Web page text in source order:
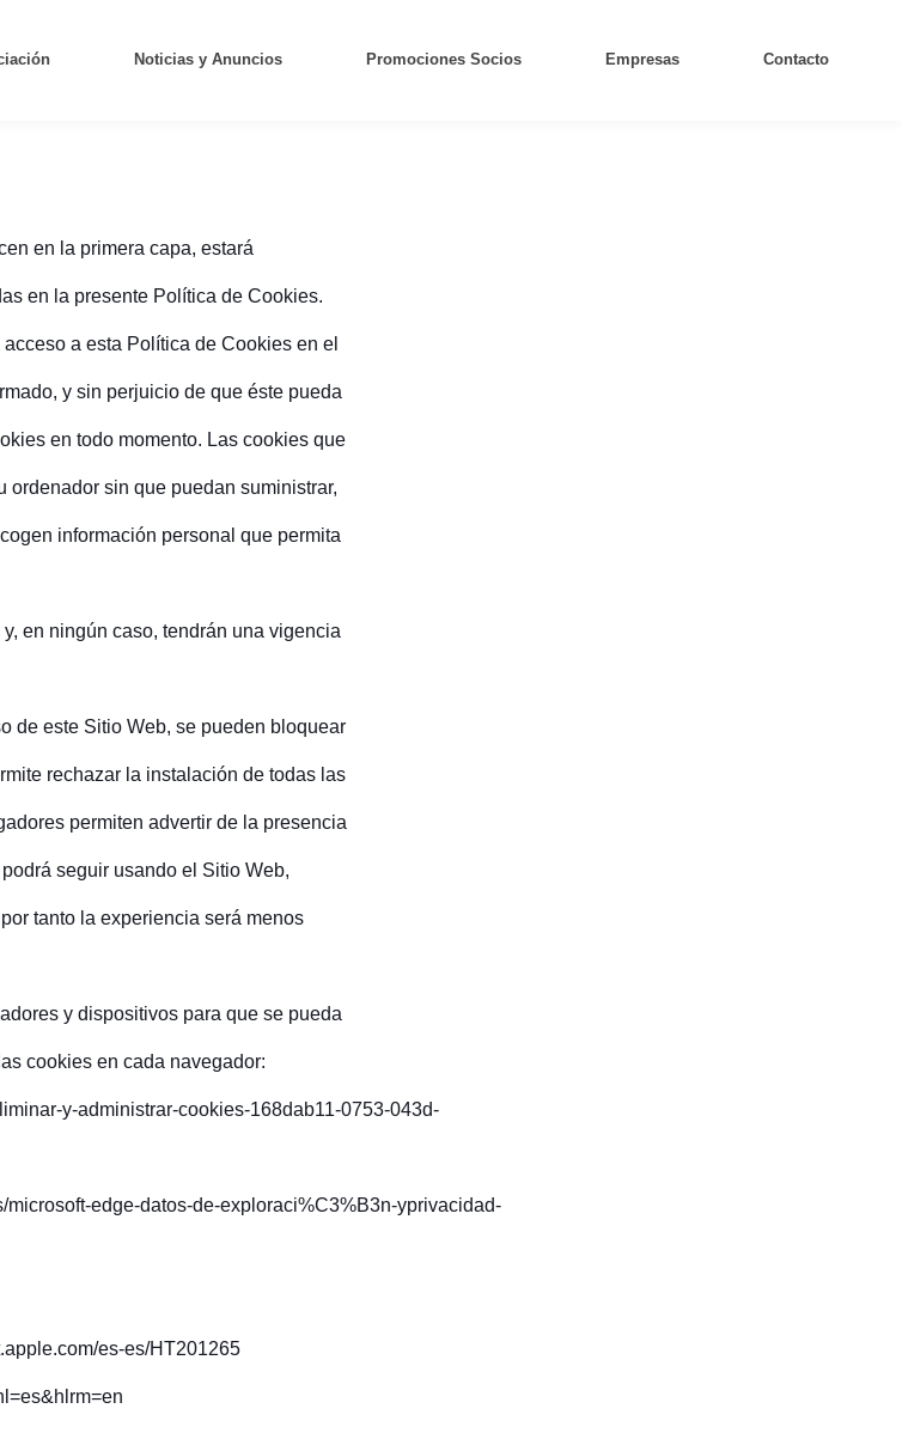
Noticias y Anuncios Promociones Socios Empresas Contacto
en la primera capa, estará
en la presente Política de Cookies.
a esta Política de Cookies en el
y sin perjuicio de que éste pueda
en todo momento. Las cookies que
sin que puedan suministrar,
información personal que permita
en ningún caso, tendrán una vigencia
de este Sitio Web, se pueden bloquear
rechazar la instalación de todas las
permiten advertir de la presencia
seguir usando el Sitio Web,
tanto la experiencia será menos
y dispositivos para que se pueda
cookies en cada navegador:
y-administrar-cookies-168dab11-0753-043d-
microsoft-edge-datos-de-exploraci%C3%B3n-yprivacidad-
es-es/HT201265